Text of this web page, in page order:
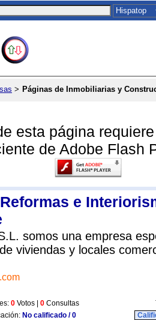
> Páginas de Inmobiliarias y
esta página
de Adobe Flash
e
somos una empresa
viviendas y locales
0 Votos | 0 Consultas
No calificado / 0